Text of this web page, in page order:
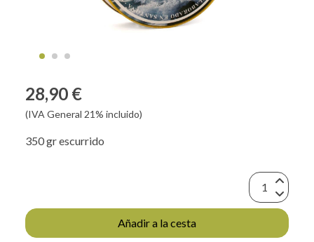
28,90 €
(IVA General 21% incluido)
350 gr escurrido
Añadir a la cesta